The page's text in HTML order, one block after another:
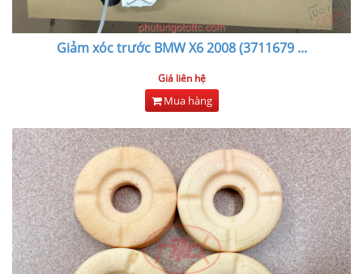
Giảm xóc trước BMW X6 2008 (3711679...
Giá liên hệ
Mua hàng